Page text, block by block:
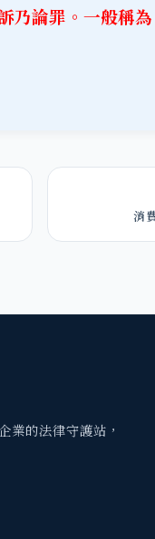
乃論罪。一般稱
消
業的法律守護站，